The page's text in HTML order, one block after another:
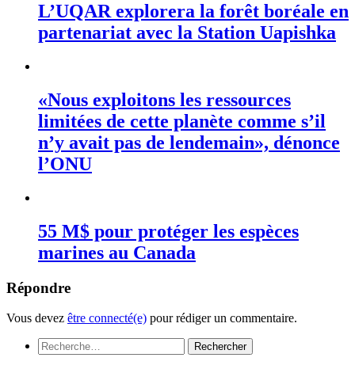
L’UQAR explorera la forêt boréale en
partenariat avec la Station Uapishka
«Nous exploitons les ressources
limitées de cette planète comme s’il
n’y avait pas de lendemain», dénonce
l’ONU
55 M$ pour protéger les espèces
marines au Canada
Répondre
Vous devez être connecté(e) pour rédiger un commentaire.
Rechercher :